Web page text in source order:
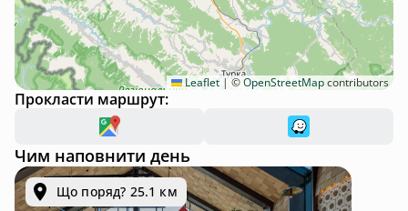
Leaflet |©OpenStreetMapcontributors
Прокласти маршрут:
Чим наповнити день
Що поряд? 25.1 км